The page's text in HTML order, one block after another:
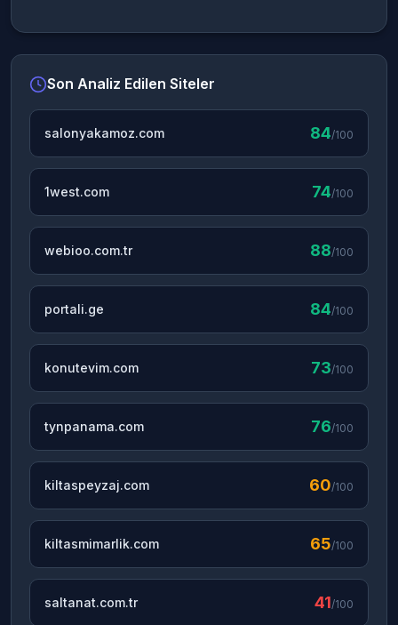
Son Analiz Edilen Siteler
salonyakamoz.com 84/100
1west.com 74/100
webioo.com.tr 88/100
portali.ge 84/100
konutevim.com 73/100
tynpanama.com 76/100
kiltaspeyzaj.com 60/100
kiltasmimarlik.com 65/100
saltanat.com.tr 41/100